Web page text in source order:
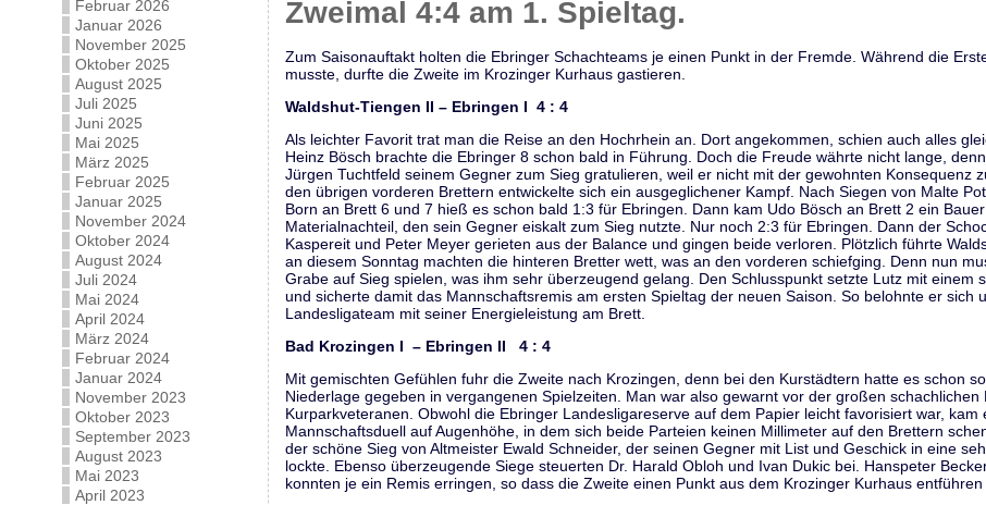
Februar 2026
Januar 2026
November 2025
Oktober 2025
August 2025
Juli 2025
Juni 2025
Mai 2025
März 2025
Februar 2025
Januar 2025
November 2024
Oktober 2024
August 2024
Juli 2024
Mai 2024
April 2024
März 2024
Februar 2024
Januar 2024
November 2023
Oktober 2023
September 2023
August 2023
Mai 2023
April 2023
Zweimal 4:4 am 1. Spieltag.
Zum Saisonauftakt holten die Ebringer Schachteams je einen Punkt in der Fremde. Während die
musste, durfte die Zweite im Krozinger Kurhaus gastieren.
Waldshut-Tiengen II – Ebringen I 4 : 4
Als leichter Favorit trat man die Reise an den Hochrhein an. Dort angekommen, schien auch alles
Heinz Bösch brachte die Ebringer 8 schon bald in Führung. Doch die Freude währte nicht lange,
Jürgen Tuchtfeld seinem Gegner zum Sieg gratulieren, weil er nicht mit der gewohnten Konsequenz
den übrigen vorderen Brettern entwickelte sich ein ausgeglichener Kampf. Nach Siegen von Malte
Born an Brett 6 und 7 hieß es schon bald 1:3 für Ebringen. Dann kam Udo Bösch an Brett 2 ein
Materialnachteil, den sein Gegner eiskalt zum Sieg nutzte. Nur noch 2:3 für Ebringen. Dann der
Kaspereit und Peter Meyer gerieten aus der Balance und gingen beide verloren. Plötzlich führte
an diesem Sonntag machten die hinteren Bretter wett, was an den vorderen schiefging. Denn nun
Grabe auf Sieg spielen, was ihm sehr überzeugend gelang. Den Schlusspunkt setzte Lutz mit einem
und sicherte damit das Mannschaftsremis am ersten Spieltag der neuen Saison. So belohnte er sich
Landesligateam mit seiner Energieleistung am Brett.
Bad Krozingen I – Ebringen II 4 : 4
Mit gemischten Gefühlen fuhr die Zweite nach Krozingen, denn bei den Kurstädtern hatte es schon
Niederlage gegeben in vergangenen Spielzeiten. Man war also gewarnt vor der großen schachlichen
Kurparkveteranen. Obwohl die Ebringer Landesligareserve auf dem Papier leicht favorisiert war, kam
Mannschaftsduell auf Augenhöhe, in dem sich beide Parteien keinen Millimeter auf den Brettern
der schöne Sieg von Altmeister Ewald Schneider, der seinen Gegner mit List und Geschick in eine
lockte. Ebenso überzeugende Siege steuerten Dr. Harald Obloh und Ivan Dukic bei. Hanspeter
konnten je ein Remis erringen, so dass die Zweite einen Punkt aus dem Krozinger Kurhaus entführen